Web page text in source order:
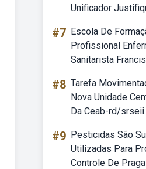
Unificador
#7 Escola De
Profissional
Sanitarista
#8 Tarefa
Nova Unidade
Da Ceab-rd/srseii.
#9 Pesticidas São
Utilizadas Para
Controle De